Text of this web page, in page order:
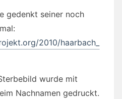
gedenkt seiner noch
2010/haarbach_
wurde mit
Nachnamen gedruckt.